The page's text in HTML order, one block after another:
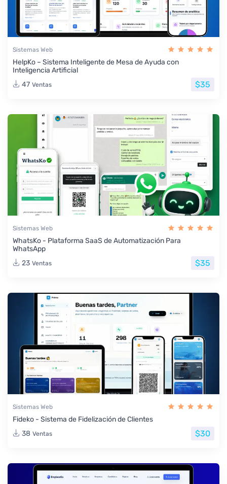
Sistemas Web
HelpKo – Sistema Inteligente de Mesa de Ayuda con
Inteligencia Artificial
47 Ventas $35
Sistemas Web
WhatsKo - Plataforma SaaS de Automatización Para
WhatsApp
23 Ventas $35
Sistemas Web
Fideko - Sistema de Fidelización de Clientes
38 Ventas $30